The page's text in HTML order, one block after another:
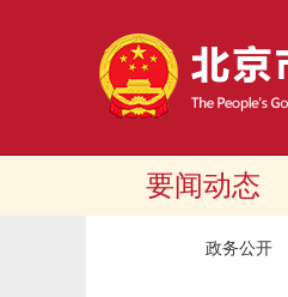
要闻动态
政务公开